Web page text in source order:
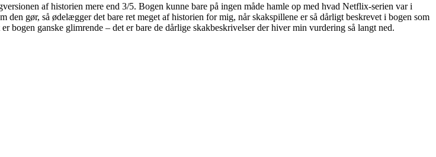
af historien mere end 3/5. Bogen kunne bare på ingen måde hamle op med hvad Netflix-serien var i
gør, så ødelægger det bare ret meget af historien for mig, når skakspillene er så dårligt beskrevet i bogen som
bogen ganske glimrende – det er bare de dårlige skakbeskrivelser der hiver min vurdering så langt ned.